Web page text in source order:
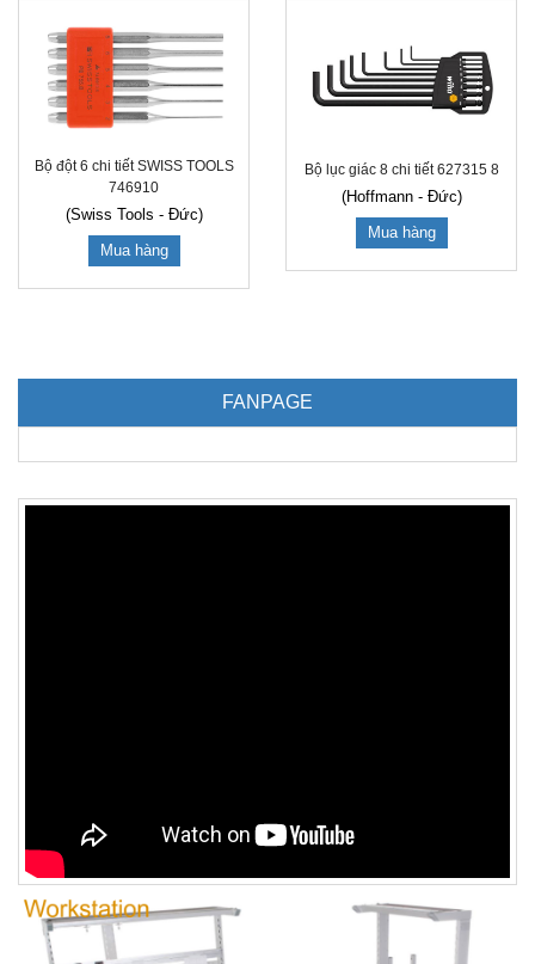
Bộ đột 6 chi tiết SWISS TOOLS
746910
(Swiss Tools - Đức)
Mua hàng
Bộ lục giác 8 chi tiết 627315 8
(Hoffmann - Đức)
Mua hàng
FANPAGE